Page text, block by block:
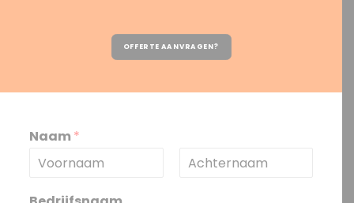
OFFERTE AANVRAGEN?
Naam *
o